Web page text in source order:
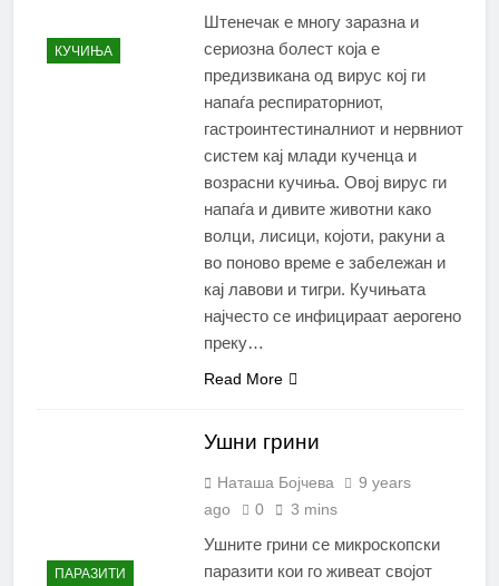
КУЧИЊА
Штенечак е многу заразна и
сериозна болест која е
предизвикана од вирус кој ги
напаѓа респираторниот,
гастроинтестиналниот и нервниот
систем кај млади кученца и
возрасни кучиња. Овој вирус ги
напаѓа и дивите животни како
волци, лисици, којоти, ракуни а
во поново време е забележан и
кај лавови и тигри. Кучињата
најчесто се инфицираат аерогено
преку…
Read More
ПАРАЗИТИ
Ушни грини
Наташа Бојчева
9 years
ago
0 3 mins
Ушните грини се микроскопски
паразити кои го живеат својот